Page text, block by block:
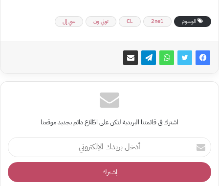
الوسوم 2ne1
CL توني ون سي إل
اشترك في قائمتنا البريدية لتكن على اطّلاع دائم بجديد موقعنا
أدخل
بريدك
الإلكتروني